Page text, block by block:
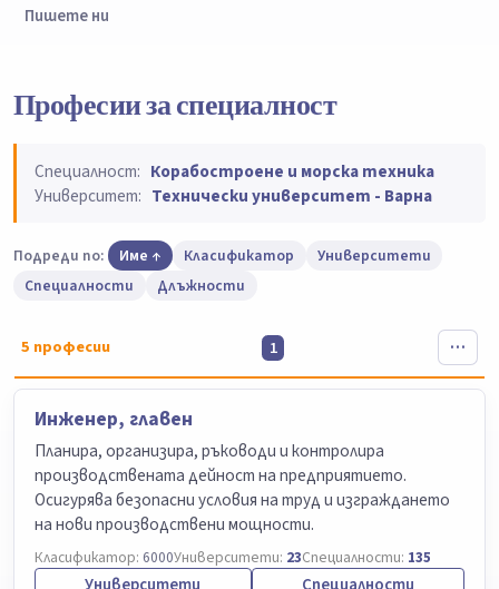
Пишете ни
Професии за специалност
Специалност: Корабостроене и морска техника
Университет: Технически университет - Варна
Подреди по: Име Класификатор
Университети
Специалности
Длъжности
5 професии 1
Инженер, главен
Планира, организира, ръководи и контролира
производствената дейност на предприятието.
Осигурява безопасни условия на труд и изграждането
на нови производствени мощности.
Класификатор: 6000Университети: 23Специалности: 135